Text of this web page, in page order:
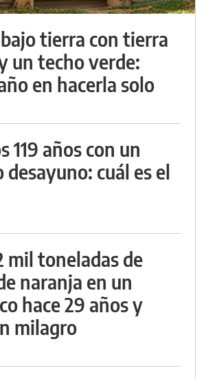
tierra con tierra
un techo verde:
en hacerla solo
119 años con un
desayuno: cuál es el
mil toneladas de
naranja en un
hace 29 años y
milagro